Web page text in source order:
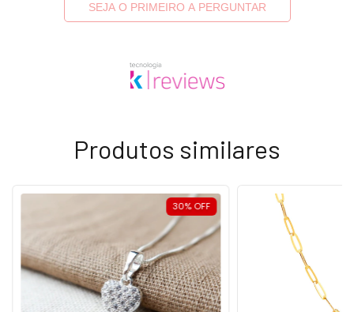
SEJA O PRIMEIRO A PERGUNTAR
Produtos similares
30%OFF